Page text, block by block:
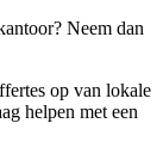
Neem dan
op van lokale
helpen met een